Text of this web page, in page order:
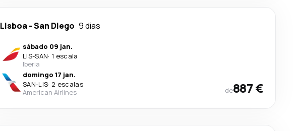
Lisboa-San Diego 9 dias
sábado 09 jan.
LIS-SAN· 1 escala
Iberia
domingo 17 jan.
SAN-LIS· 2 escalas
American Airlines
de887 €